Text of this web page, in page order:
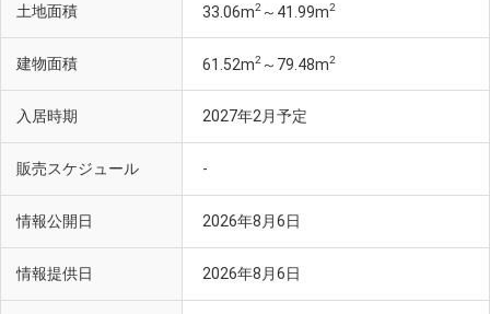
土地面積 33.06m2 ～41.99m2
建物面積 61.52m2 ～79.48m2
入居時期 2027年2月予定
販売スケジュール -
情報公開日 2026年8月6日
情報提供日 2026年8月6日